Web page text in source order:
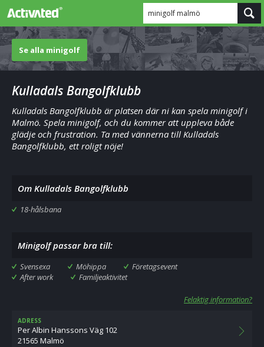
minigolf malmö
Se alla minigolf
Kulladals Bangolfklubb
Kulladals Bangolfklubb är platsen där ni kan spela minigolf i
Malmö. Spela minigolf, och du kommer att uppleva både
glädje och frustration. Ta med vännerna till Kulladals
Bangolfklubb, ett roligt nöje!
Om Kulladals Bangolfklubb
18-hålsbana
Minigolf passar bra till:
Svensexa Möhippa
Företagsevent
After work
Familjeaktivitet
Felaktig information?
ADRESS
Per Albin Hanssons Väg 102
21565 Malmö